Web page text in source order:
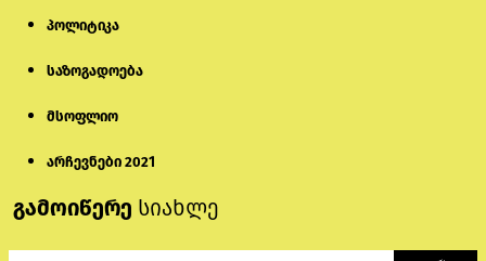
პოლიტიკა
საზოგადოება
მსოფლიო
არჩევნები 2021
გამოიწერე სიახლე